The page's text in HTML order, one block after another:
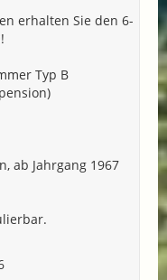
erhalten Sie den 6-
Typ B
ab Jahrgang 1967